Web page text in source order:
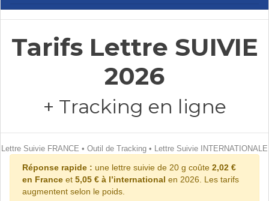
Tarifs Lettre SUIVIE
2026
+ Tracking en ligne
Lettre Suivie FRANCE • Outil de Tracking • Lettre Suivie INTERNATIONALE
Réponse rapide : une lettre suivie de 20 g coûte 2,02 €
en France et 5,05 € à l’international en 2026. Les tarifs
augmentent selon le poids.